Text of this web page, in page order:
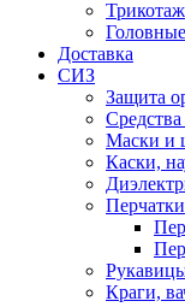
Трикотаж
Доставка
СИЗ
Защита
Маски и
Каски,
Перчатки
Краги,